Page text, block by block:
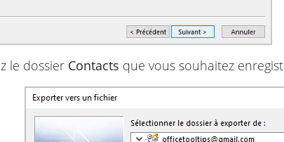
le dossier Contacts que vous souhaitez